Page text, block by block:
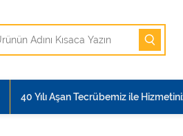
40 Yılı Aşan Tecrübemiz ile